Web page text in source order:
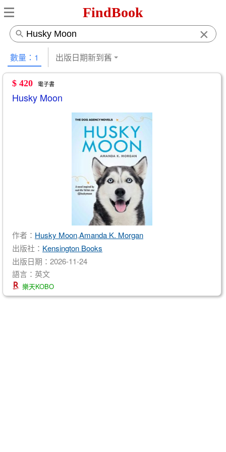
FindBook
×
數量：1 出版日期新到舊
$ 420 電子書
Husky Moon
作者： Husky Moon,Amanda K. Morgan
出版社： Kensington Books
出版日期：2026-11-24
語言：英文
樂天KOBO